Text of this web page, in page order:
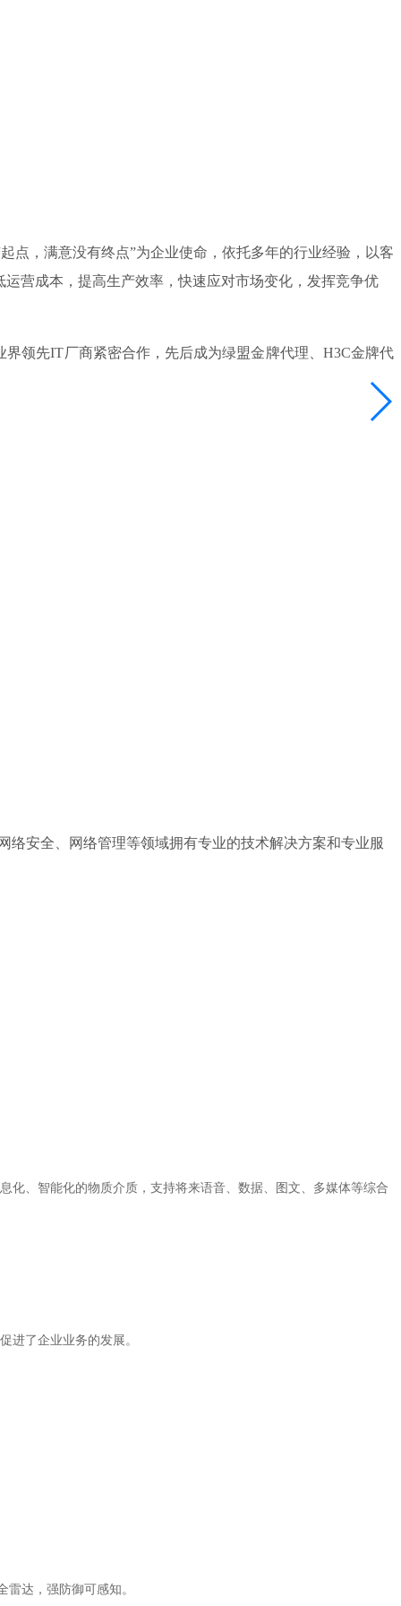
，满意没有终点”为企业使命，依托多年的行业经验，以客
营成本，提高生产效率，快速应对市场变化，发挥竞争优
领先IT厂商紧密合作，先后成为绿盟金牌代理、H3C金牌代
安全、网络管理等领域拥有专业的技术解决方案和专业服
化、智能化的物质介质，支持将来语音、数据、图文、多媒体等综合
进了企业业务的发展。
达，强防御可感知。